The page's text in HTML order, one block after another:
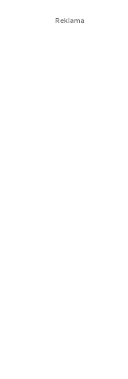
Reklama